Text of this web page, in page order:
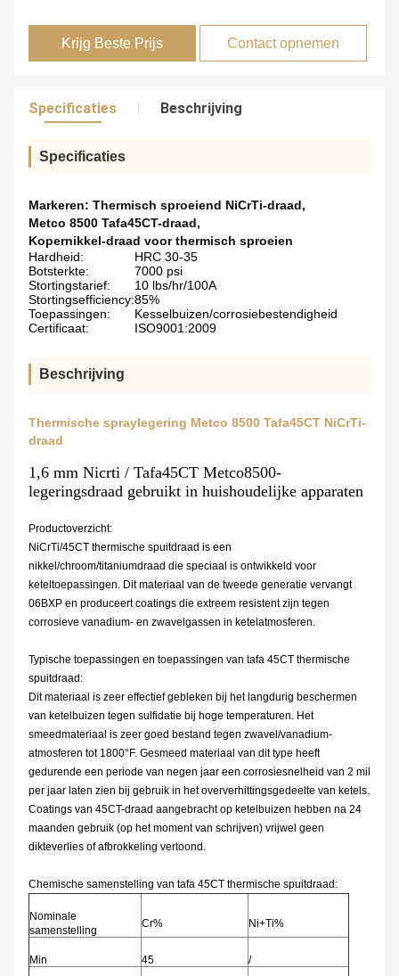
Krijg Beste Prijs Contact opnemen
Specificaties Beschrijving
Specificaties
Markeren: Thermisch sproeiend NiCrTi-draad,
Metco 8500 Tafa45CT-draad,
Kopernikkel-draad voor thermisch sproeien
Hardheid:
HRC 30-35
Botsterkte:
7000 psi
Stortingstarief:
10 lbs/hr/100A
Stortingsefficiency:85%
Toepassingen:
Kesselbuizen/corrosiebestendigheid
Certificaat:
ISO9001:2009
Beschrijving
Thermische spraylegering Metco 8500 Tafa45CT NiCrTi-
draad
1,6 mm Nicrti / Tafa45CT Metco8500-
legeringsdraad gebruikt in huishoudelijke apparaten
Productoverzicht:
NiCrTi/45CT thermische spuitdraad is een
nikkel/chroom/titaniumdraad die speciaal is ontwikkeld voor
keteltoepassingen. Dit materiaal van de tweede generatie vervangt
06BXP en produceert coatings die extreem resistent zijn tegen
corrosieve vanadium- en zwavelgassen in ketelatmosferen.
Typische toepassingen en toepassingen van tafa 45CT thermische
spuitdraad:
Dit materiaal is zeer effectief gebleken bij het langdurig beschermen
van ketelbuizen tegen sulfidatie bij hoge temperaturen. Het
smeedmateriaal is zeer goed bestand tegen zwavel/vanadium-
atmosferen tot 1800°F. Gesmeed materiaal van dit type heeft
gedurende een periode van negen jaar een corrosiesnelheid van 2 mil
per jaar laten zien bij gebruik in het oververhittingsgedeelte van ketels.
Coatings van 45CT-draad aangebracht op ketelbuizen hebben na 24
maanden gebruik (op het moment van schrijven) vrijwel geen
dikteverlies of afbrokkeling vertoond.
Chemische samenstelling van tafa 45CT thermische spuitdraad:
Nominale
samenstelling
Cr% Ni+Ti%
Min 45 /